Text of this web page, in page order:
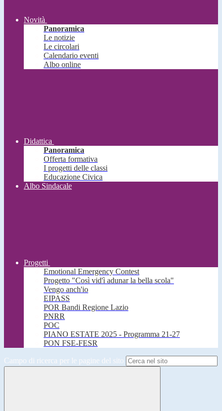
Novità
Panoramica
Le notizie
Le circolari
Calendario eventi
Albo online
Didattica
Panoramica
Offerta formativa
I progetti delle classi
Educazione Civica
Albo Sindacale
Progetti
Emotional Emergency Contest
Progetto "Così vid'ì adunar la bella scola"
Vengo anch'io
EIPASS
POR Bandi Regione Lazio
PNRR
POC
PIANO ESTATE 2025 - Programma 21-27
PON FSE-FESR
Campo di ricerca per le pagine del sito